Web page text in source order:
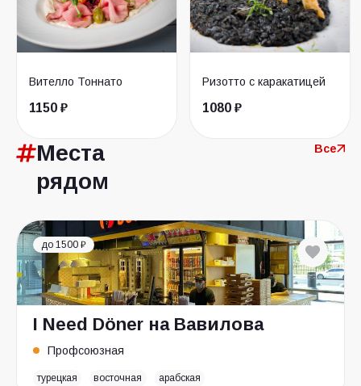
Вителло Тоннато
1150 ₽
Ризотто с каракатицей
1080 ₽
Места
рядом
Все
до 1500 ₽
I Need Döner на Вавилова
Профсоюзная
турецкая восточная арабская